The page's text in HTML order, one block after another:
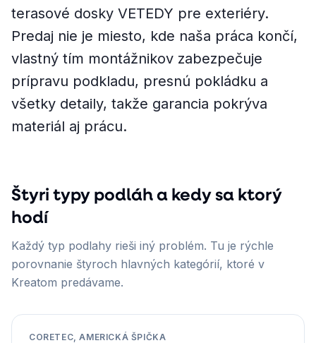
terasové dosky VETEDY pre exteriéry.
Predaj nie je miesto, kde naša práca končí,
vlastný tím montážnikov zabezpečuje
prípravu podkladu, presnú pokládku a
všetky detaily, takže garancia pokrýva
materiál aj prácu.
Štyri typy podláh a kedy sa ktorý
hodí
Každý typ podlahy rieši iný problém. Tu je rýchle
porovnanie štyroch hlavných kategórií, ktoré v
Kreatom predávame.
CORETEC, AMERICKÁ ŠPIČKA